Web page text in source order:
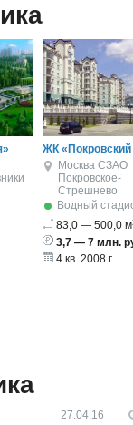
ЖК «Покровский
Москва СЗАО
Покровское-
Стрешнево
Водный
83,0 — 500,0 м
3,7 — 7 млн.
4 кв. 2008 г.
27.04.16